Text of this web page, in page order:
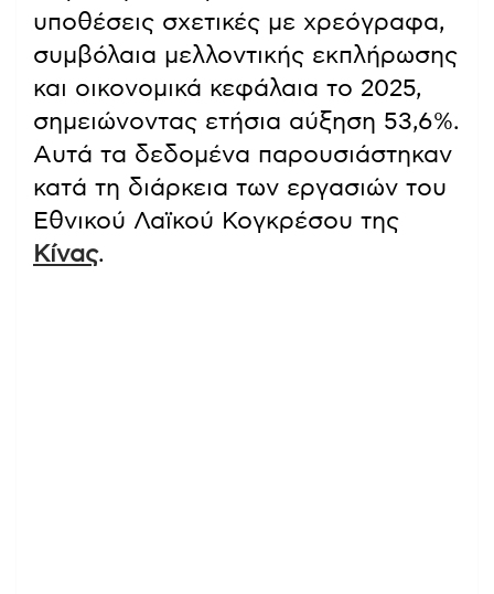
υποθέσεις σχετικές με χρεόγραφα,
συμβόλαια μελλοντικής εκπλήρωσης
και οικονομικά κεφάλαια το 2025,
σημειώνοντας ετήσια αύξηση 53,6%.
Αυτά τα δεδομένα παρουσιάστηκαν
κατά τη διάρκεια των εργασιών του
Εθνικού Λαϊκού Κογκρέσου της
Κίνας.